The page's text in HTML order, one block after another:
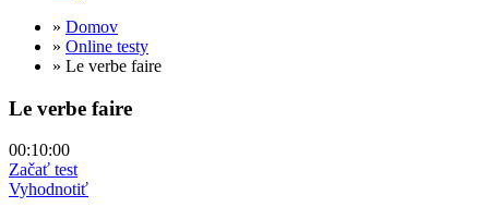
» Domov
» Online testy
» Le verbe faire
Le verbe faire
00:10:00
Začať test
Vyhodnotiť